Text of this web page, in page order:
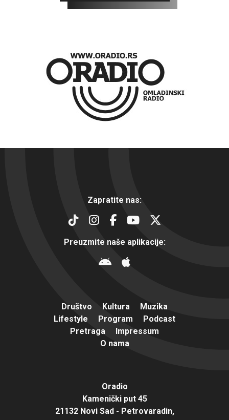
Zapratite nas:
Preuzmite naše aplikacije:
Društvo Kultura
Muzika
Lifestyle
Program
Podcast
Pretraga
Impressum
O nama
Oradio
Kamenički put 45
21132 Novi Sad - Petrovaradin,